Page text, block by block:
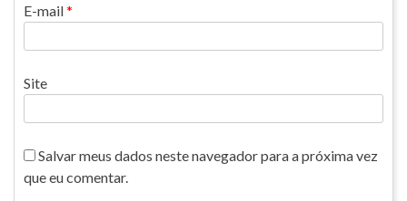
E-mail*
Site
Salvar meus dados neste navegador para a próxima vez
que eu comentar.